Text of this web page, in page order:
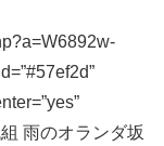
雨のオランダ坂